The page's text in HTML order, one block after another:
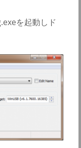
を起動しド